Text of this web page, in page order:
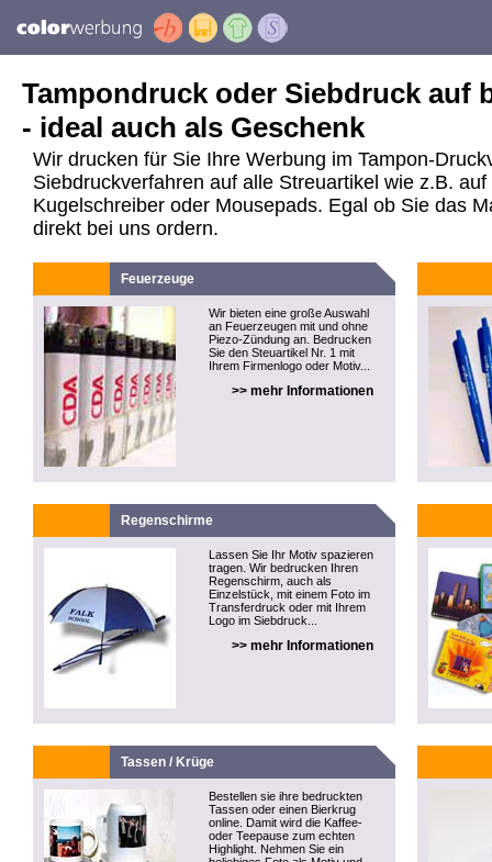
Tampondruck oder Siebdruck auf
- ideal auch als Geschenk
Wir drucken für Sie Ihre Werbung im Tampon-
Siebdruckverfahren auf alle Streuartikel wie z.B.
Kugelschreiber oder Mousepads. Egal ob Sie das
direkt bei uns ordern.
Feuerzeuge
Wir bieten eine große Auswahl
an Feuerzeugen mit und ohne
Piezo-Zündung an. Bedrucken
Sie den Steuartikel Nr. 1 mit
Ihrem Firmenlogo oder Motiv...
>> mehr Informationen
Regenschirme
Lassen Sie Ihr Motiv spazieren
tragen. Wir bedrucken Ihren
Regenschirm, auch als
Einzelstück, mit einem Foto im
Transferdruck oder mit Ihrem
Logo im Siebdruck...
>> mehr Informationen
Tassen / Krüge
Bestellen sie ihre bedruckten
Tassen oder einen Bierkrug
online. Damit wird die Kaffee-
oder Teepause zum echten
Highlight. Nehmen Sie ein